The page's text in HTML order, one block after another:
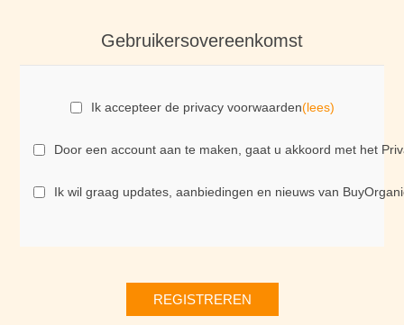
Gebruikersovereenkomst
Ik accepteer de privacy voorwaarden(lees)
Door een account aan te maken, gaat u akkoord met het
Ik wil graag updates, aanbiedingen en nieuws van
REGISTREREN